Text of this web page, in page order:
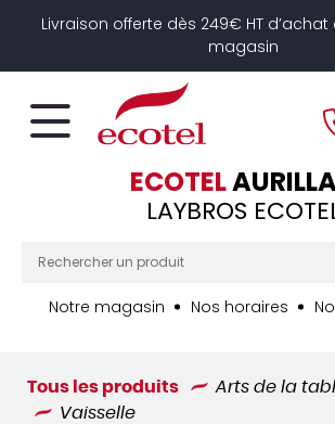
Livraison offerte dès 249€ HT
magasin
ECOTEL
LAYBROS
Notre magasin Nos horaires
Tous les produits
Arts de la
Vaisselle
Panneau de gestion des cookies